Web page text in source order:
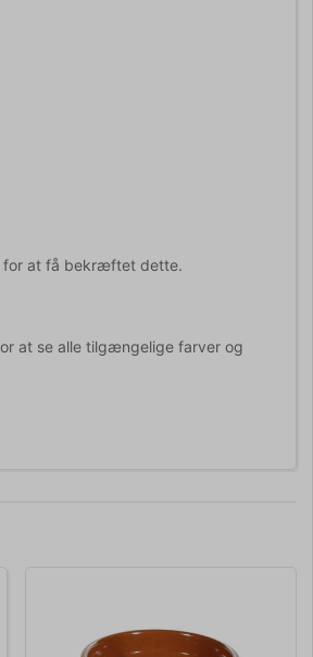
for at få bekræftet dette.
at se alle tilgængelige farver og